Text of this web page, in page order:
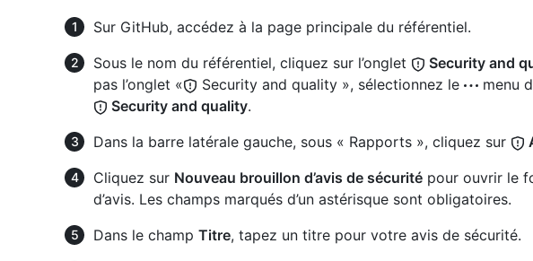
Sur GitHub, accédez à la page principale du référentiel.
Sous le nom du référentiel, cliquez sur l’onglet
Security and
pas l’onglet «
Security and quality », sélectionnez le
menu
Security and quality.
Dans la barre latérale gauche, sous « Rapports », cliquez sur
Cliquez sur Nouveau brouillon d’avis de sécurité pour ouvrir le
d’avis. Les champs marqués d’un astérisque sont obligatoires.
Dans le champ Titre, tapez un titre pour votre avis de sécurité.